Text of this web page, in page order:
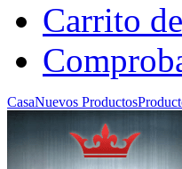
Carrito
CasaNuevos Productos